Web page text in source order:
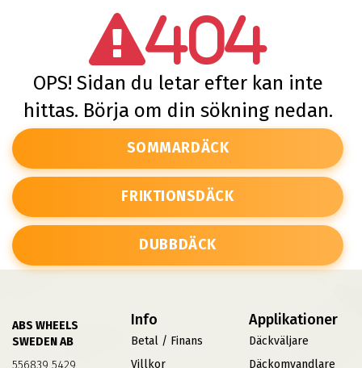
404
OPS! Sidan du letar efter kan inte
hittas. Börja om din sökning nedan.
SOMMARDÄCK
FRIKTIONSDÄCK
DUBBDÄCK
ABS WHEELS
SWEDEN AB
556839 5429
Info
Betal / Finans
Villkor
Applikationer
Däckväljare
Däckomvandlare